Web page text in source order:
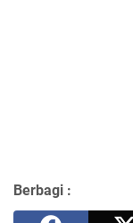
Berbagi :